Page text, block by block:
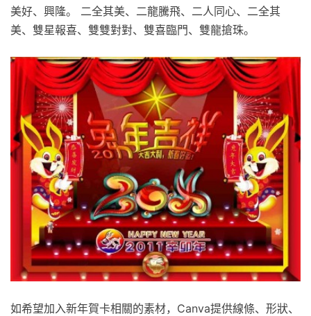
美好、興隆。 二全其美、二龍騰飛、二人同心、二全其
美、雙星報喜、雙雙對對、雙喜臨門、雙龍搶珠。
如希望加入新年賀卡相關的素材，Canva提供線條、形狀、